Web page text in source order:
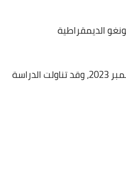
بداية tv
الديمقراطية